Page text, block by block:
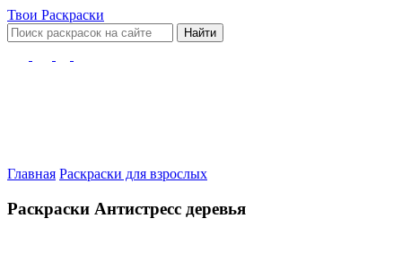
Твои Раскраски
Найти
Главная Раскраски для взрослых
Раскраски Антистресс деревья